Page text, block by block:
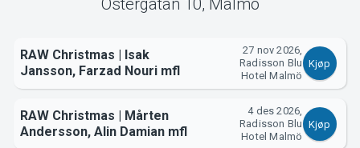
Support
Om Tickster
Östergatan 10, Malmö
RAW Christmas | Isak
Jansson, Farzad Nouri mfl
27 nov 2026,
Radisson Blu
Hotel Malmö
Kjøp
RAW Christmas | Mårten
Andersson, Alin Damian mfl
4 des 2026,
Radisson Blu
Hotel Malmö
Kjøp